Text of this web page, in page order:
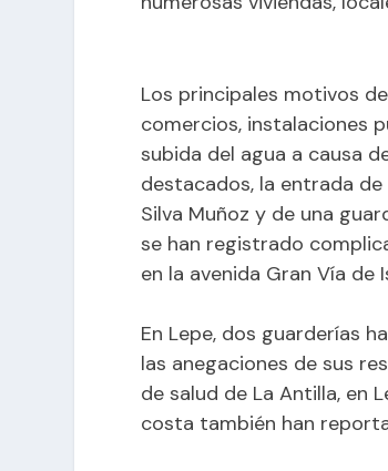
Los principales motivos
comercios, instalaciones
subida del agua a causa
destacados, la entrada
Silva Muñoz y de una
se han registrado
en la avenida Gran Vía de
En Lepe, dos guarderías
las anegaciones de sus
de salud de La Antilla, en
costa también han